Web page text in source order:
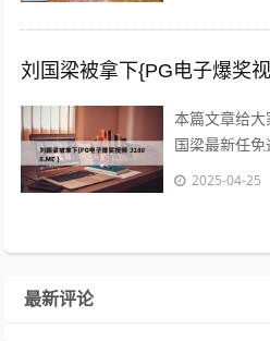
刘国梁被拿下{PG电子爆奖
本篇文章给大
国梁最新任
位有所帮助
2025-04-25
最新评论